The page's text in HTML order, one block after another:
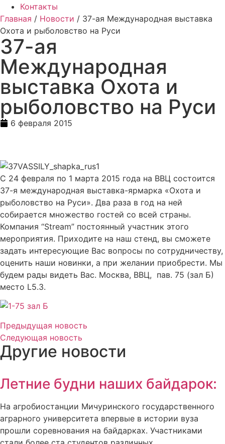
Контакты
Главная / Новости / 37-ая Международная выставка
Охота и рыболовство на Руси
37-ая
Международная
выставка Охота и
рыболовство на Руси
6 февраля 2015
С 24 февраля по 1 марта 2015 года на ВВЦ состоится
37-я международная выставка-ярмарка «Охота и
рыболовство на Руси». Два раза в год на ней
собирается множество гостей со всей страны.
Компания “Stream” постоянный участник этого
мероприятия. Приходите на наш стенд, вы сможете
задать интересующие Вас вопросы по сотрудничеству,
оценить наши новинки, а при желании приобрести. Мы
будем рады видеть Вас. Москва, ВВЦ, пав. 75 (зал Б)
место L5.3.
Предыдущая новость
Следующая новость
Другие новости
Летние будни наших байдарок:
На агробиостанции Мичуринского государственного
аграрного университета впервые в истории вуза
прошли соревнования на байдарках. Участниками